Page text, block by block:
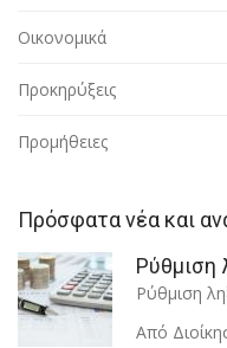
Οικονομικά
Προκηρύξεις
Προμήθειες
Πρόσφατα νέα και
Ρύθμιση
Ρύθμιση
Από